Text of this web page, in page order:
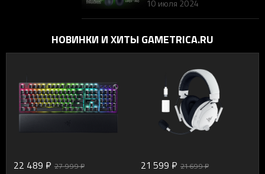
и динамической
чувствительности
10 июля 2024
НОВИНКИ И ХИТЫ GAMETRICA.RU
22 489 ₽ 27 999 ₽ 21 599 ₽ 21 699 ₽